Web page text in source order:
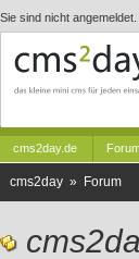
Sie sind nicht angemeldet.
cms2day.de
cms2day » Forum